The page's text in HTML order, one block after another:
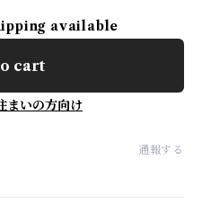
available
cart
まいの方向け
通報する